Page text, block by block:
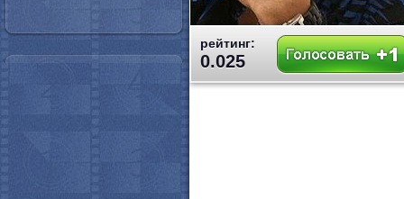
рейтинг:
0.025